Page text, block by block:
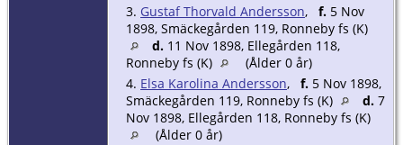
3. Gustaf Thorvald Andersson, f. 5 Nov
1898, Smäckegården 119, Ronneby fs (K)
d. 11 Nov 1898, Ellegården 118,
Ronneby fs (K)
(Ålder 0 år)
4. Elsa Karolina Andersson, f. 5 Nov 1898,
Smäckegården 119, Ronneby fs (K)
d. 7
Nov 1898, Ellegården 118, Ronneby fs (K)
(Ålder 0 år)